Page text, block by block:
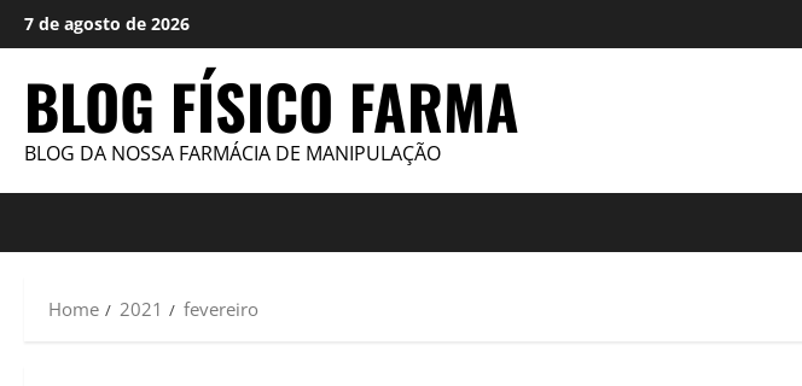
Skip
to
7 de agosto de 2026
BLOG FÍSICO FARMA
BLOG DA NOSSA FARMÁCIA DE MANIPULAÇÃO
Home 2021 fevereiro